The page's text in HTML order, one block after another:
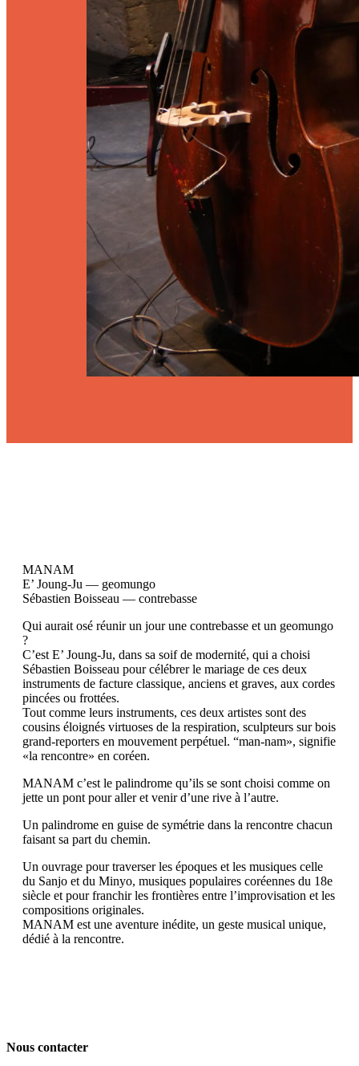
MANAM
E’ Joung-Ju — geomungo
Sébastien Boisseau — contrebasse
Qui aurait osé réunir un jour une contrebasse et un geomungo
?
C’est E’ Joung-Ju, dans sa soif de modernité, qui a choisi
Sébastien Boisseau pour célébrer le mariage de ces deux
instruments de facture classique, anciens et graves, aux cordes
pincées ou frottées.
Tout comme leurs instruments, ces deux artistes sont des
cousins éloignés virtuoses de la respiration, sculpteurs sur bois
grand-reporters en mouvement perpétuel. “man-nam», signifie
«la rencontre» en coréen.
MANAM c’est le palindrome qu’ils se sont choisi comme on
jette un pont pour aller et venir d’une rive à l’autre.
Un palindrome en guise de symétrie dans la rencontre chacun
faisant sa part du chemin.
Un ouvrage pour traverser les époques et les musiques celle
du Sanjo et du Minyo, musiques populaires coréennes du 18e
siècle et pour franchir les frontières entre l’improvisation et les
compositions originales.
MANAM est une aventure inédite, un geste musical unique,
dédié à la rencontre.
Nous contacter